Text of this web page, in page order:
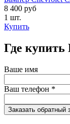
8 400 руб
1 шт.
Купить
Где
Ваше имя
Ваш телефон *